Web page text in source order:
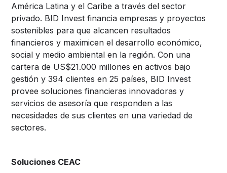
América Latina y el Caribe a través del sector
privado. BID Invest financia empresas y proyectos
sostenibles para que alcancen resultados
financieros y maximicen el desarrollo económico,
social y medio ambiental en la región. Con una
cartera de US$21.000 millones en activos bajo
gestión y 394 clientes en 25 países, BID Invest
provee soluciones financieras innovadoras y
servicios de asesoría que responden a las
necesidades de sus clientes en una variedad de
sectores.
Soluciones CEAC